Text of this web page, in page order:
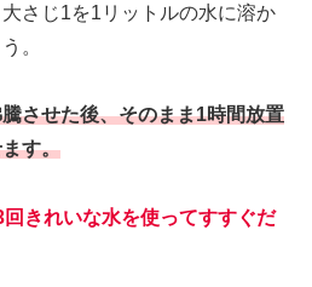
さじ1を1リットルの水に溶か
。
させた後、そのまま1時間放置
す。
きれいな水を使ってすすぐだ